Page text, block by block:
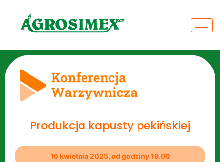
Produkcja kapusty pekińskiej
10 kwietnia 2025, od godziny 19.00